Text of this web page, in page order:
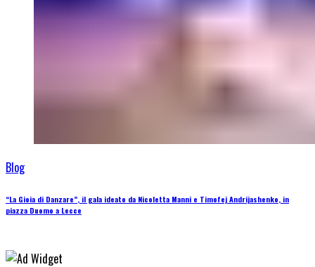
Blog
“La Gioia di Danzare”, il gala ideato da Nicoletta Manni e Timofej Andrijashenko, in
piazza Duomo a Lecce